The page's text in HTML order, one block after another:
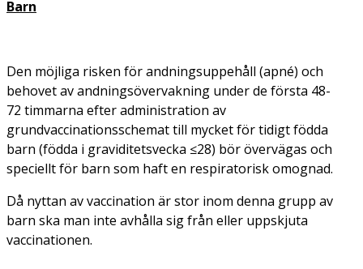
Barn
Den möjliga risken för andningsuppehåll (apné) och
behovet av andningsövervakning under de första 48-
72 timmarna efter administration av
grundvaccinationsschemat till mycket för tidigt födda
barn (födda i graviditetsvecka ≤28) bör övervägas och
speciellt för barn som haft en respiratorisk omognad.
Då nyttan av vaccination är stor inom denna grupp av
barn ska man inte avhålla sig från eller uppskjuta
vaccinationen.